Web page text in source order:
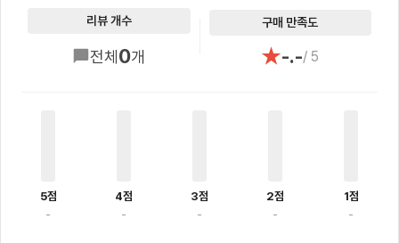
리뷰 개수
전체 0개
구매 만족도
★-.-/ 5
5점
-
4점
-
3점
-
2점
-
1점
-